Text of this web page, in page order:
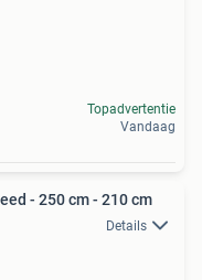
Topadvertentie
Vandaag
- 250 cm - 210 cm
Details